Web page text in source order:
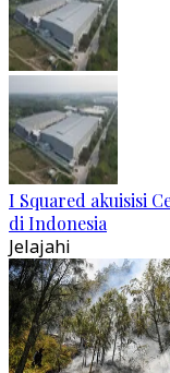
I Squared akuisisi
di Indonesia
Jelajahi